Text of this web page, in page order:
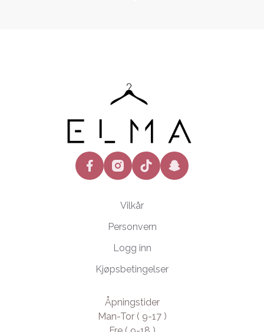
facebookinstagramtiktok snapchat
Vilkår
Personvern
Logg inn
Kjøpsbetingelser
Åpningstider
Man-Tor ( 9-17 )